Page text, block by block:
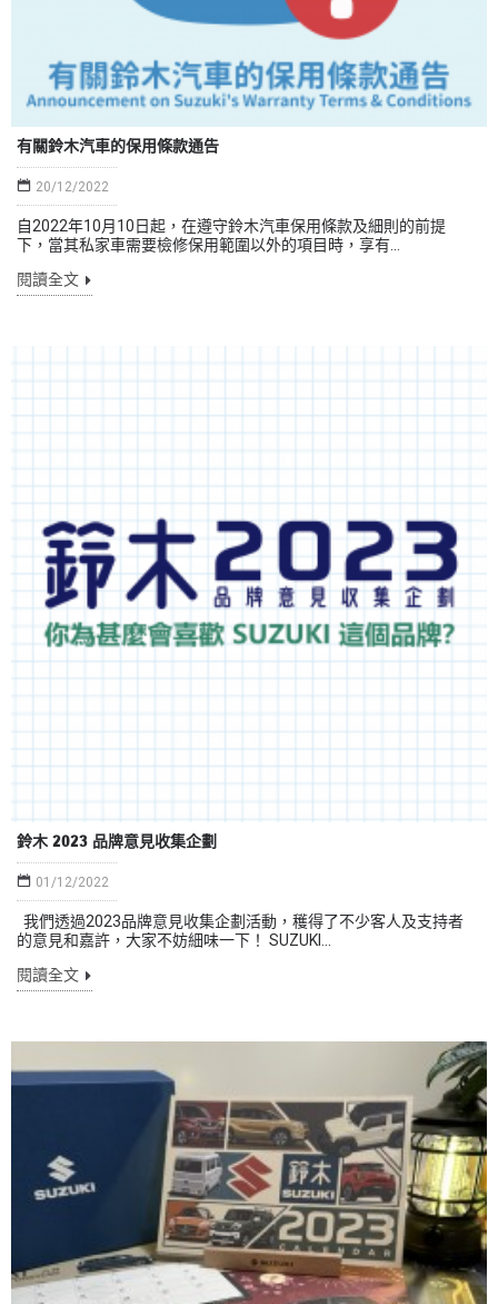
有關鈴木汽車的保用條款通告
20/12/2022
自2022年10月10日起，在遵守鈴木汽車保用條款及細則的前提
下，當其私家車需要檢修保用範圍以外的項目時，享有...
閱讀全文
鈴木 2023 品牌意見收集企劃
01/12/2022
我們透過2023品牌意見收集企劃活動，穫得了不少客人及支持者
的意見和嘉許，大家不妨細味一下！ SUZUKI...
閱讀全文